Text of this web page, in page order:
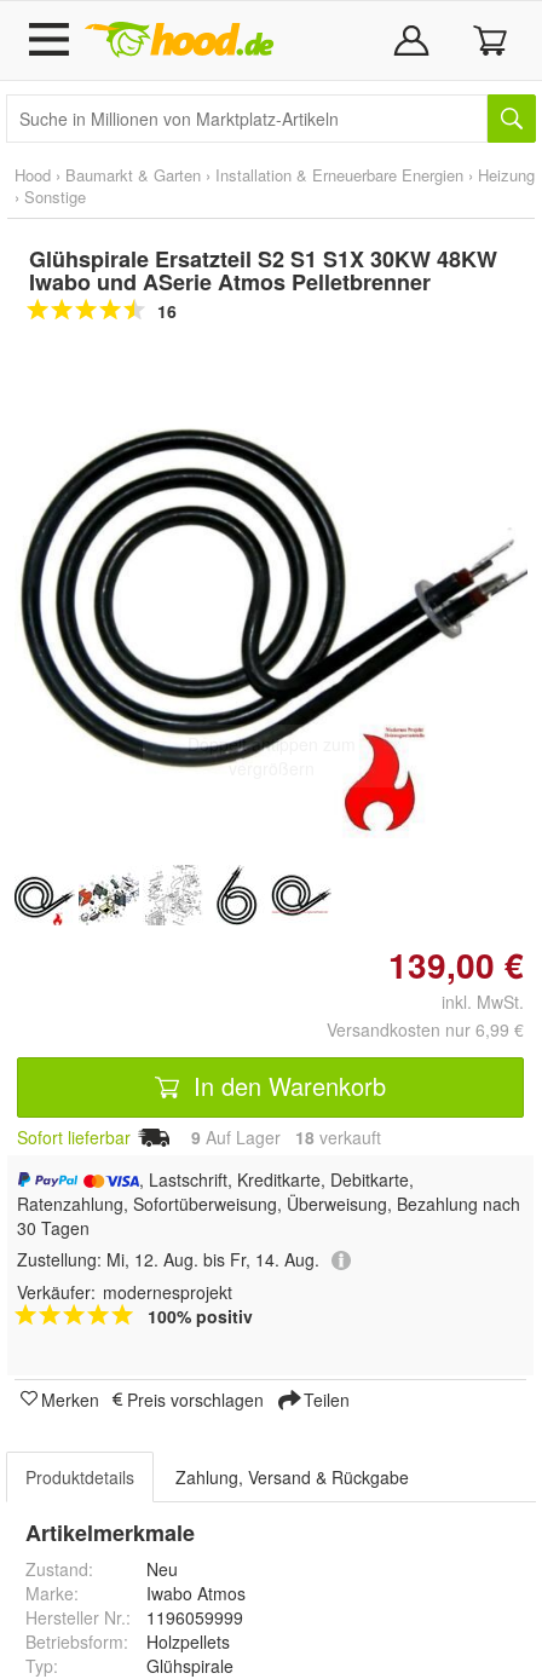
Hood › Baumarkt & Garten › Installation & Erneuerbare Energien › Heizung
› Sonstige
Glühspirale Ersatzteil S2 S1 S1X 30KW 48KW
Iwabo und ASerie Atmos Pelletbrenner
16
Doppelt antippen zum
vergrößern
139,00 €
inkl. MwSt.
Versandkosten nur 6,99 €
In den Warenkorb
Sofort lieferbar 9 Auf Lager 18 verkauft
, Lastschrift, Kreditkarte, Debitkarte,
Ratenzahlung, Sofortüberweisung, Überweisung, Bezahlung nach
30 Tagen
Zustellung: Mi, 12. Aug. bis Fr, 14. Aug.
Verkäufer: modernesprojekt
100% positiv
Merken Preis vorschlagen Teilen
Produktdetails Zahlung, Versand & Rückgabe
Artikelmerkmale
Zustand:
Neu
Marke:
Iwabo Atmos
Hersteller Nr.:
1196059999
Betriebsform:
Holzpellets
Typ: Glühspirale